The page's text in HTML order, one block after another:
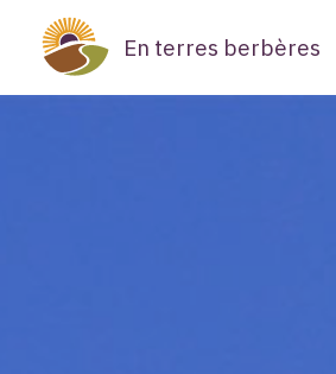
contenu
En terres berbères